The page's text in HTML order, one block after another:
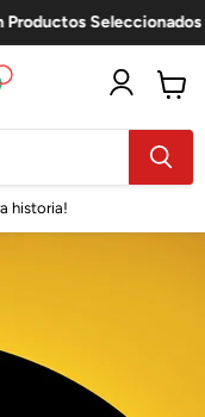
Seleccionados
historia!
carro